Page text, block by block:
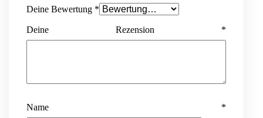
Deine Bewertung *
Deine Rezension *
Name *